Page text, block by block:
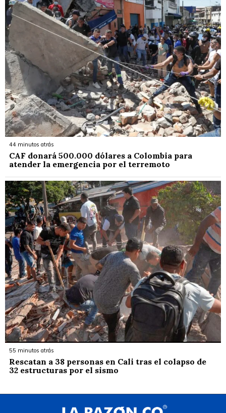
44 minutos atrás
CAF donará 500.000 dólares a Colombia para
atender la emergencia por el terremoto
55 minutos atrás
Rescatan a 38 personas en Cali tras el colapso de
32 estructuras por el sismo